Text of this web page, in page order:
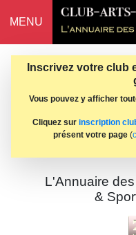
MENU
Inscrivez votre club
Vous pouvez y afficher
Cliquez sur inscription
présent votre page (
L'Annuaire
&